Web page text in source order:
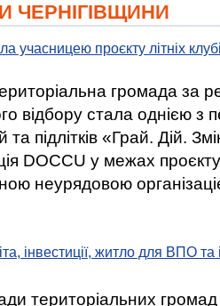
ЧЕРНІГІВЩИНИ
учасницею проєкту літніх
громада за
відбору стала однією
та підлітків «Грай. Дій.
DOCCU у межах
неурядовою
інвестиції, житло для ВПО
територіальних громад